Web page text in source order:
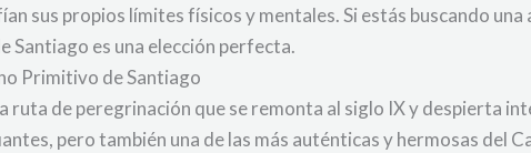
sus propios límites físicos y mentales. Si estás buscando
es una elección perfecta.
Primitivo de Santiago
ruta de peregrinación que se remonta al siglo IX y despierta
pero también una de las más auténticas y hermosas del